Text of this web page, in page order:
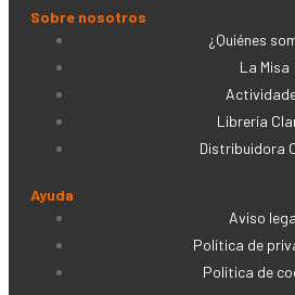
Sobre nosotros
¿Quiénes
La Misa
Librería
Distribuidora
Ayuda
Aviso
Política de
Política de